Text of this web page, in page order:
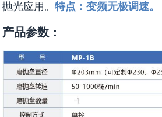
抛光应用。特点：变频无极调速。
产品参数：